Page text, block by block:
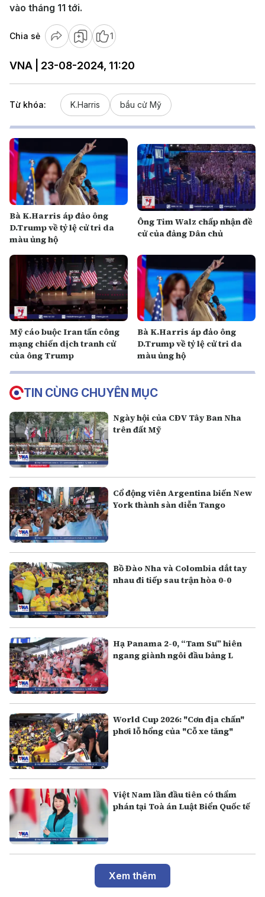
vào tháng 11 tới.
Chia sẻ 1
VNA | 23-08-2024, 11:20
Từ khóa: K.Harris bầu cử Mỹ
Bà K.Harris áp đảo ông
D.Trump về tỷ lệ cử tri da
màu ủng hộ
Ông Tim Walz chấp nhận đề
cử của đảng Dân chủ
Mỹ cáo buộc Iran tấn công
mạng chiến dịch tranh cử
của ông Trump
Bà K.Harris áp đảo ông
D.Trump về tỷ lệ cử tri da
màu ủng hộ
TIN CÙNG CHUYÊN MỤC
Ngày hội của CĐV Tây Ban Nha
trên đất Mỹ
Cổ động viên Argentina biến New
York thành sàn diễn Tango
Bồ Đào Nha và Colombia dắt tay
nhau đi tiếp sau trận hòa 0-0
Hạ Panama 2-0, “Tam Sư” hiên
ngang giành ngôi đầu bảng L
World Cup 2026: "Cơn địa chấn"
phơi lỗ hổng của "Cỗ xe tăng"
Việt Nam lần đầu tiên có thẩm
phán tại Toà án Luật Biển Quốc tế
Xem thêm